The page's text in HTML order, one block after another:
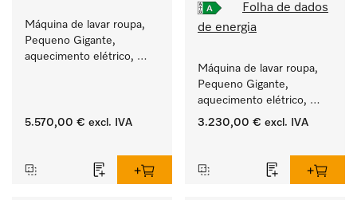
Máquina de lavar roupa,
Pequeno Gigante,
aquecimento elétrico,
Rendimento de 8 kg
5.570,00 € excl. IVA
Folha de dados
de energia
Máquina de lavar roupa,
Pequeno Gigante,
aquecimento elétrico,
bomba de esgoto e
Rendimento de 7 kg
3.230,00 € excl. IVA